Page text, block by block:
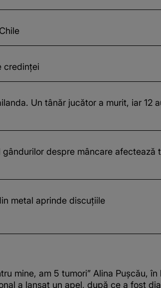
credinței
Un tânăr jucător a murit, iar 12
gândurilor despre mâncare afectează
metal aprinde discuțiile
mine, am 5 tumori” Alina Pușcău, în
a lansat un apel, după ce a fost